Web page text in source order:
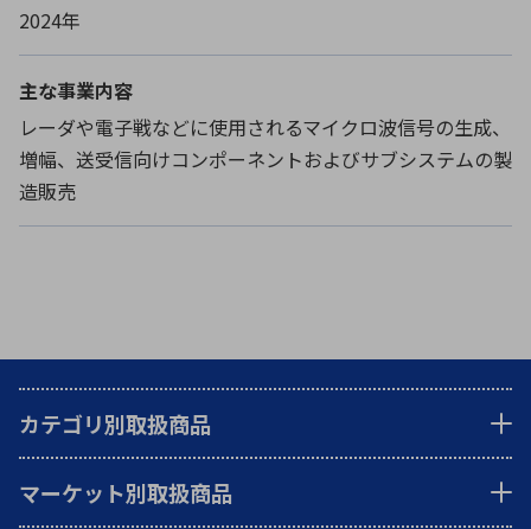
2024年
主な事業内容
レーダや電子戦などに使用されるマイクロ波信号の生成、
増幅、送受信向けコンポーネントおよびサブシステムの製
造販売
カテゴリ別取扱商品
マーケット別取扱商品